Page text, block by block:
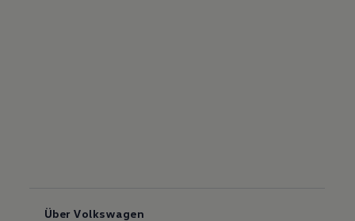
Über Volkswagen